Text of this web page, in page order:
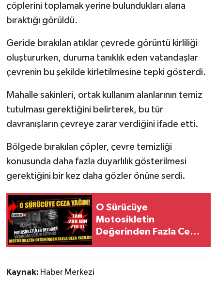
çöplerini toplamak yerine bulundukları alana
bıraktığı görüldü.
Geride bırakılan atıklar çevrede görüntü kirliliği
oluştururken, duruma tanıklık eden vatandaşlar
çevrenin bu şekilde kirletilmesine tepki gösterdi.
Mahalle sakinleri, ortak kullanım alanlarının temiz
tutulması gerektiğini belirterek, bu tür
davranışların çevreye zarar verdiğini ifade etti.
Bölgede bırakılan çöpler, çevre temizliği
konusunda daha fazla duyarlılık gösterilmesi
gerektiğini bir kez daha gözler önüne serdi.
O Sürücüye
Motosikletin
Değerinden Fazla Ceza
Kaynak: Haber Merkezi
Türkiye
Yerel
İletişim